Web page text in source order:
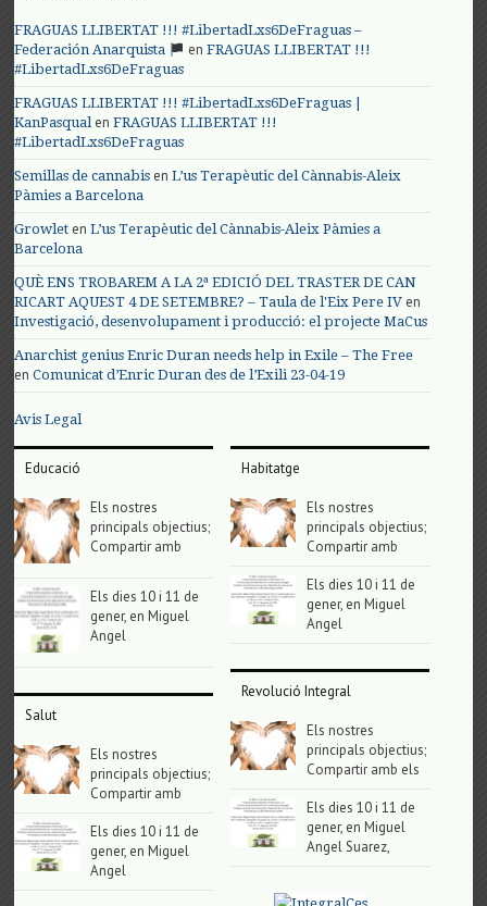
FRAGUAS LLIBERTAT !!! #LibertadLxs6DeFraguas –
Federación Anarquista
enFRAGUAS LLIBERTAT !!!
#LibertadLxs6DeFraguas
FRAGUAS LLIBERTAT !!! #LibertadLxs6DeFraguas |
KanPasqualenFRAGUAS LLIBERTAT !!!
#LibertadLxs6DeFraguas
Semillas de cannabis enL’us Terapèutic del Cànnabis-Aleix
Pàmies a Barcelona
Growlet enL’us Terapèutic del Cànnabis-Aleix Pàmies a
Barcelona
QUÈ ENS TROBAREM A LA 2ª EDICIÓ DEL TRASTER DE CAN
RICART AQUEST 4 DE SETEMBRE? – Taula de l'Eix Pere IV en
Investigació, desenvolupament i producció: el projecte MaCus
Anarchist genius Enric Duran needs help in Exile – The Free
enComunicat d’Enric Duran des de l’Exili 23-04-19
Avis Legal
Educació
Els nostres
principals objectius;
Compartir amb
Els dies 10 i 11 de
gener, en Miguel
Angel
Salut
Els nostres
principals objectius;
Compartir amb
Els dies 10 i 11 de
gener, en Miguel
Angel
Habitatge
Els nostres
principals objectius;
Compartir amb
Els dies 10 i 11 de
gener, en Miguel
Angel
Revolució Integral
Els nostres
principals objectius;
Compartir amb els
Els dies 10 i 11 de
gener, en Miguel
Angel Suarez,